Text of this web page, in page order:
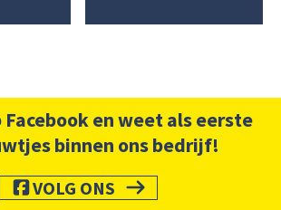
Facebook en weet als eerste
binnen ons bedrijf!
VOLG ONS